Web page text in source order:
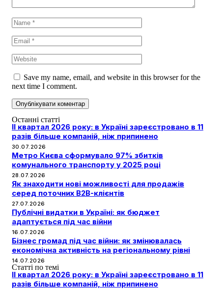
Save my name, email, and website in this browser for the
next time I comment.
Останні статті
II квартал 2026 року: в Україні зареєстровано в 11
разів більше компаній, ніж припинено
30.07.2026
Метро Києва сформувало 97% збитків
комунального транспорту у 2025 році
28.07.2026
Як знаходити нові можливості для продажів
серед поточних B2B-клієнтів
27.07.2026
Публічні видатки в Україні: як бюджет
адаптується під час війни
16.07.2026
Бізнес громад під час війни: як змінювалась
економічна активність на регіональному рівні
14.07.2026
Статті по темі
II квартал 2026 року: в Україні зареєстровано в 11
разів більше компаній, ніж припинено